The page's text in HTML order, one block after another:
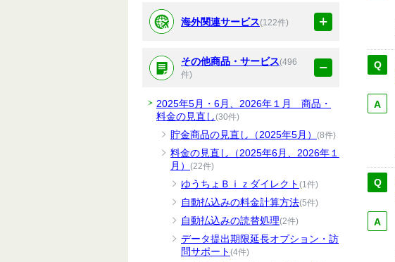
海外関連サービス(122件)
その他商品・サービス(496
件)
2025年5月・6月、2026年１月 商品・
料金の見直し(30件)
貯金商品の見直し（2025年5月） (8件)
料金の見直し（2025年6月、2026年１
月） (22件)
ゆうちょＢｉｚダイレクト (1件)
自動払込みの料金計算方法(5件)
自動払込みの読替処理(2件)
データ提出期限延長オプション・訪
問サポート (4件)